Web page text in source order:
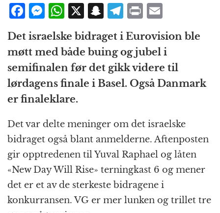
F
a
c
e
b
o
o
k
M
e
ss
e
n
g
e
r
W
h
at
s
A
p
p
X S
a
p
c
h
T
e
g
r
a
P
n
t
m
ai
l
Det israelske bidraget i Eurovision ble
møtt med både buing og jubel i
semifinalen før det gikk videre til
lørdagens finale i Basel. Også Danmark
er finaleklare.
Det var delte meninger om det israelske
bidraget også blant anmelderne. Aftenposten
gir opptredenen til Yuval Raphael og låten
«New Day Will Rise» terningkast 6 og mener
det er et av de sterkeste bidragene i
konkurransen. VG er mer lunken og trillet tre